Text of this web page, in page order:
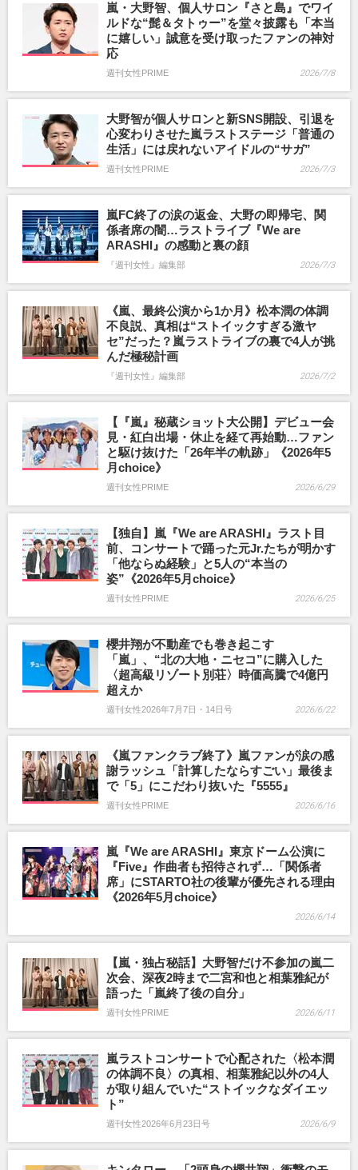
嵐・大野智、個人サロン『さと島』でワイ
ルドな“髭＆タトゥー”を堂々披露も「本当
に嬉しい」誠意を受け取ったファンの神対
応
週刊女性PRIME 2026/7/8
大野智が個人サロンと新SNS開設、引退を
心変わりさせた嵐ラストステージ「普通の
生活」には戻れないアイドルの“サガ”
週刊女性PRIME 2026/7/3
嵐FC終了の涙の返金、大野の即帰宅、関
係者席の闇…ラストライブ『We are
ARASHI』の感動と裏の顔
『週刊女性』編集部 2026/7/3
《嵐、最終公演から1か月》松本潤の体調
不良説、真相は“ストイックすぎる激ヤ
セ”だった？嵐ラストライブの裏で4人が挑
んだ極秘計画
『週刊女性』編集部 2026/7/2
【『嵐』秘蔵ショット大公開】デビュー会
見・紅白出場・休止を経て再始動…ファン
と駆け抜けた「26年半の軌跡」《2026年5
月choice》
週刊女性PRIME 2026/6/29
【独自】嵐『We are ARASHI』ラスト目
前、コンサートで踊った元Jr.たちが明かす
「他ならぬ経験」と5人の“本当の
姿”《2026年5月choice》
週刊女性PRIME 2026/6/25
櫻井翔が不動産でも巻き起こす
「嵐」、“北の大地・ニセコ”に購入した
〈超高級リゾート別荘〉時価高騰で4億円
超えか
週刊女性2026年7月7日・14日号 2026/6/22
《嵐ファンクラブ終了》嵐ファンが涙の感
謝ラッシュ「計算したならすごい」最後ま
で「5」にこだわり抜いた『5555』
週刊女性PRIME 2026/6/16
嵐『We are ARASHI』東京ドーム公演に
『Five』作曲者も招待されず…「関係者
席」にSTARTO社の後輩が優先される理由
《2026年5月choice》
2026/6/14
【嵐・独占秘話】大野智だけ不参加の嵐二
次会、深夜2時まで二宮和也と相葉雅紀が
語った「嵐終了後の自分」
週刊女性PRIME 2026/6/11
嵐ラストコンサートで心配された〈松本潤
の体調不良〉の真相、相葉雅紀以外の4人
が取り組んでいた“ストイックなダイエッ
ト”
週刊女性2026年6月23日号 2026/6/9